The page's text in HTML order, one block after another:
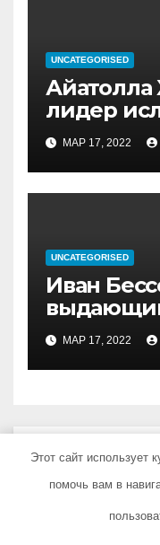
UNCATEGORISED
лидер
и
иранской
МАР 17, 2022
UNCATEGORISED
Иван
МАР 17, 2022
Для отправки
Этот сайт использует
помочь вам в